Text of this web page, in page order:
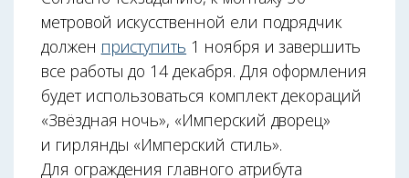
метровой искусственной ели подрядчик
должен приступить 1 ноября и завершить
все работы до 14 декабря. Для оформления
будет использоваться комплект декораций
«Звёздная ночь», «Имперский дворец»
и гирлянды «Имперский стиль».
Для ограждения главного атрибута